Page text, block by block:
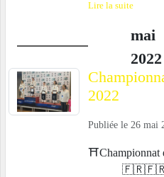
Lire la suite
mai
2022
2022
Publiée le 26 mai